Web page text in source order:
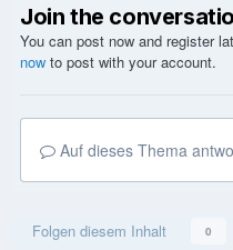
Join the
You can post now and register
now to post with your account.
Auf dieses Thema
Folgen diesem Inhalt 0